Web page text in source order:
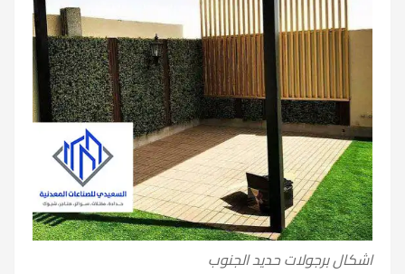
اشكال برجولات حديد الجنوب